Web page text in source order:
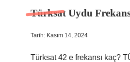
Türksat Uydu
Tarih: Kasım 14, 2024
Türksat 42 e frekansı kaç?